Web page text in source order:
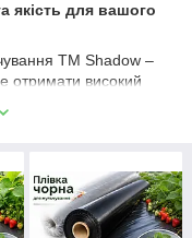
якість для вашого
TM Shadow –
отримати високий
проблему
і приносить стійкий